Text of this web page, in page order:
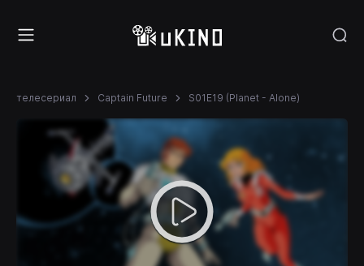
телесериал Captain Future S01E19 (Planet - Alone)